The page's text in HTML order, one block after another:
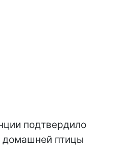
подтвердило
домашней птицы